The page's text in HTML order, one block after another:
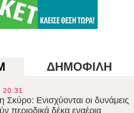
ΔΗΜΟΦΙΛΗ
Σκύρο: Ενισχύονται οι δυνάμεις
περιοδικά δέκα εναέρια